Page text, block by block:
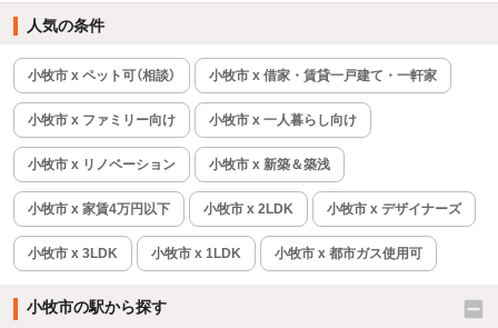
人気の条件
小牧市 x ペット可（相談） 小牧市 x 借家・賃貸一戸建て・一軒家
小牧市 x ファミリー向け 小牧市 x 一人暮らし向け
小牧市 x リノベーション 小牧市 x 新築＆築浅
小牧市 x 家賃4万円以下 小牧市 x 2LDK 小牧市 x デザイナーズ
小牧市 x 3LDK 小牧市 x 1LDK 小牧市 x 都市ガス使用可
小牧市の駅から探す